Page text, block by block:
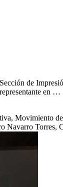
de
en …
Movimiento
Torres,